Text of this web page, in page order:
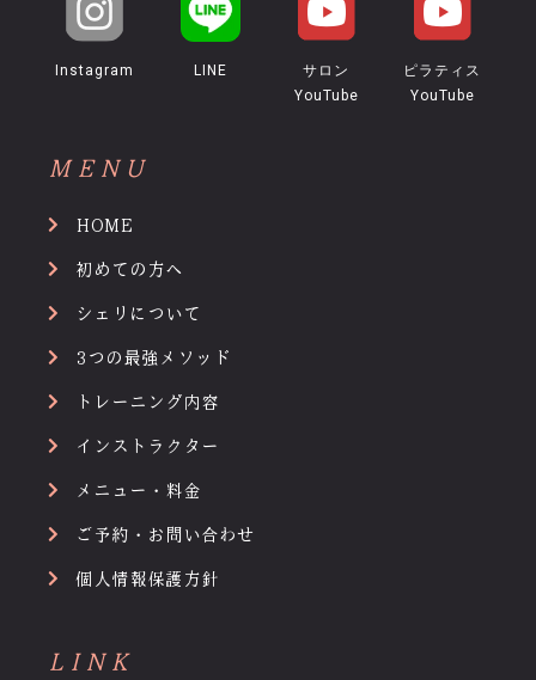
Instagram LINE
サロン
YouTube
ピラティス
YouTube
MENU
HOME
初めての方へ
シェリについて
3つの最強メソッド
トレーニング内容
インストラクター
メニュー・料金
ご予約・お問い合わせ
個人情報保護方針
LINK